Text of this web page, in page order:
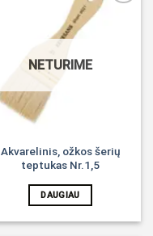
NETURIME
Akvarelinis, ožkos šerių
teptukas Nr.1,5
DAUGIAU